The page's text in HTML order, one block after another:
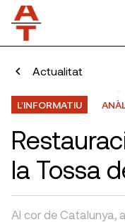
Actualitat
L'INFORMATIU
la Tossa
Al cor de Catalunya,